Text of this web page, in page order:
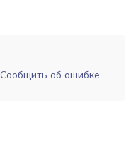
Сообщить об ошибке